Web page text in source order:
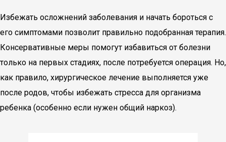
Избежать осложнений заболевания и начать бороться с
его симптомами позволит правильно подобранная терапия.
Консервативные меры помогут избавиться от болезни
только на первых стадиях, после потребуется операция. Но,
как правило, хирургическое лечение выполняется уже
после родов, чтобы избежать стресса для организма
ребенка (особенно если нужен общий наркоз).